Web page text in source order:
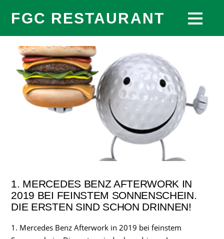
FGC RESTAURANT
1. MERCEDES BENZ AFTERWORK IN
2019 BEI FEINSTEM SONNENSCHEIN.
DIE ERSTEN SIND SCHON DRINNEN!
1. Mercedes Benz Afterwork in 2019 bei feinstem